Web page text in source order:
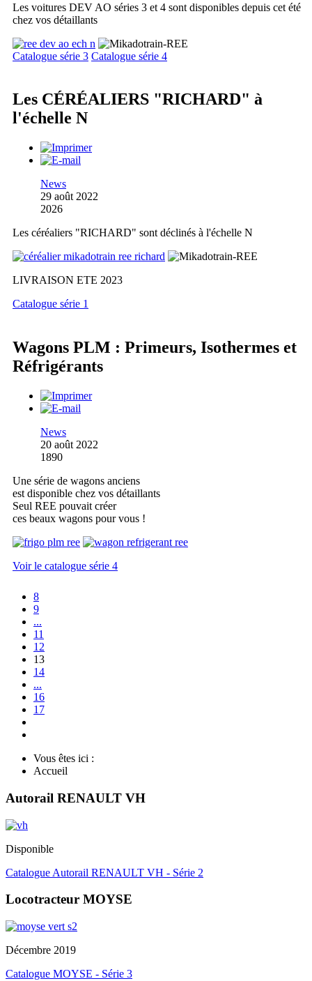
Les voitures DEV AO séries 3 et 4 sont disponibles depuis cet été
chez vos détaillants
Catalogue série 3 Catalogue série 4
Les CÉRÉALIERS "RICHARD" à
l'échelle N
News
29 août 2022
2026
Les céréaliers "RICHARD" sont déclinés à l'échelle N
LIVRAISON ETE 2023
Catalogue série 1
Wagons PLM : Primeurs, Isothermes et
Réfrigérants
News
20 août 2022
1890
Une série de wagons anciens
est disponible chez vos détaillants
Seul REE pouvait créer
ces beaux wagons pour vous !
Voir le catalogue série 4
8
9
...
11
12
13
14
...
16
17
Vous êtes ici :
Accueil
Autorail RENAULT VH
Disponible
Catalogue Autorail RENAULT VH - Série 2
Locotracteur MOYSE
Décembre 2019
Catalogue MOYSE - Série 3